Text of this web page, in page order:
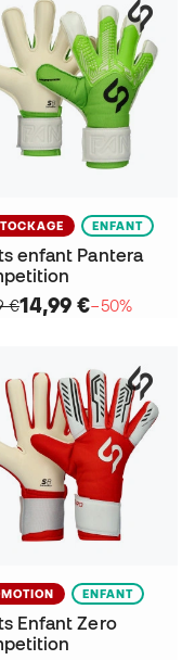
ENFANT
enfant Pantera
€14,99 €−50%
ENFANT
Enfant Zero